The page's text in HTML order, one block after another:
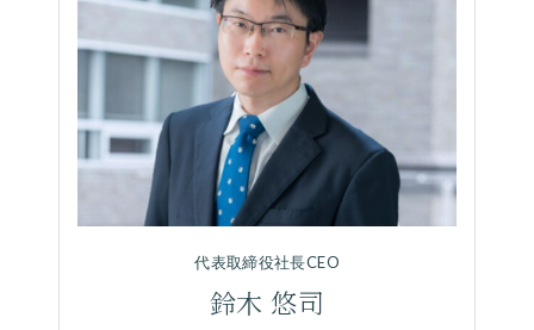
代表取締役社長CEO
鈴木 悠司